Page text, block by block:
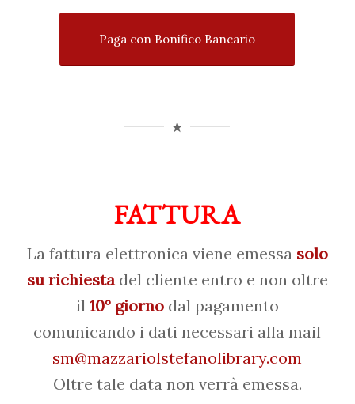
Paga con Bonifico Bancario
FATTURA
La fattura elettronica viene emessasolo
su richiestadel cliente entro e non oltre
il 10° giornodal pagamento
comunicando i dati necessari alla mail
sm@mazzariolstefanolibrary.com
Oltre tale data non verrà emessa.